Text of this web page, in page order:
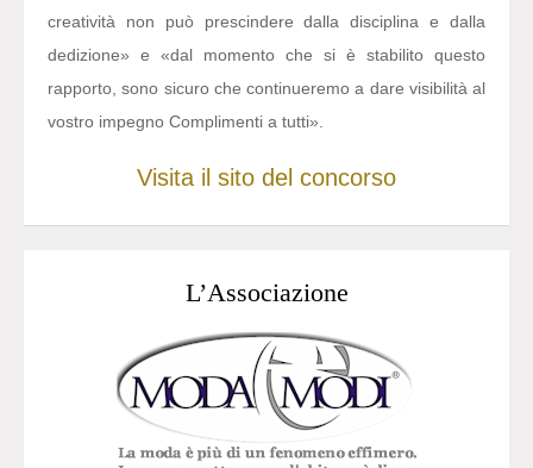
creatività non può prescindere dalla disciplina e dalla
dedizione» e «dal momento che si è stabilito questo
rapporto, sono sicuro che continueremo a dare visibilità al
vostro impegno Complimenti a tutti».
Visita il sito del concorso
L’Associazione